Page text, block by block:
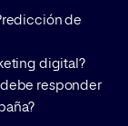
de
digital?
responder